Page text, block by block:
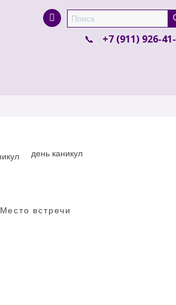
+7 (911) 926-
день каникул
Место встречи